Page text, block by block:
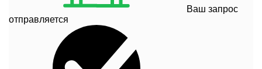
Ваш запрос
отправляется